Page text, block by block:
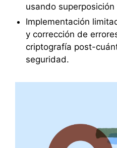
usando
Implementación
y corrección de
criptografía post-
seguridad.